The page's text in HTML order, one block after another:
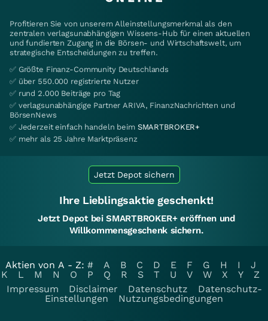
Profitieren Sie von unserem Alleinstellungsmerkmal als den
zentralen verlagsunabhängigen Wissens-Hub für einen aktuellen
und fundierten Zugang in die Börsen- und Wirtschaftswelt, um
strategische Entscheidungen zu treffen.
✅ Größte Finanz-Community Deutschlands
✅ über 550.000 registrierte Nutzer
✅ rund 2.000 Beiträge pro Tag
✅ verlagsunabhängige Partner ARIVA, FinanzNachrichten und
BörsenNews
✅ Jederzeit einfach handeln beim SMARTBROKER+
✅ mehr als 25 Jahre Marktpräsenz
Jetzt Depot sichern
Ihre Lieblingsaktie geschenkt!
Jetzt Depot bei SMARTBROKER+ eröffnen und
Willkommensgeschenk sichern.
Aktien von A - Z: # A B C D E F G H I
J
K
L M N O P Q R S T U V W X Y
Z
Impressum
Disclaimer Datenschutz
Datenschutz-
Einstellungen
Nutzungsbedingungen